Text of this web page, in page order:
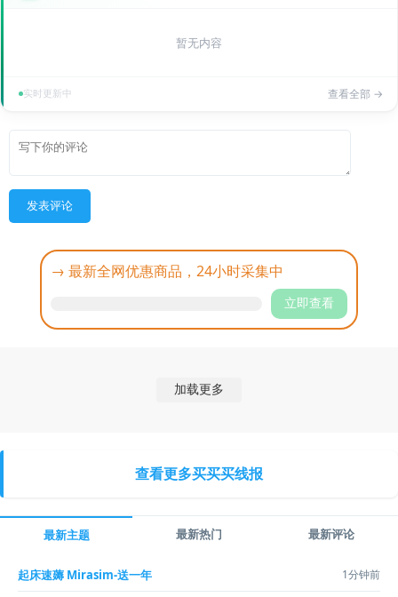
暂无内容
实时更新中 查看全部 →
发表评论
→ 最新全网优惠商品，24小时采集中
立即查看
加载更多
查看更多买买买线报
最新主题 最新热门 最新评论
起床速薅 Mirasim-送一年 1分钟前